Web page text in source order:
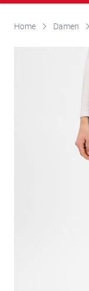
Home Damen